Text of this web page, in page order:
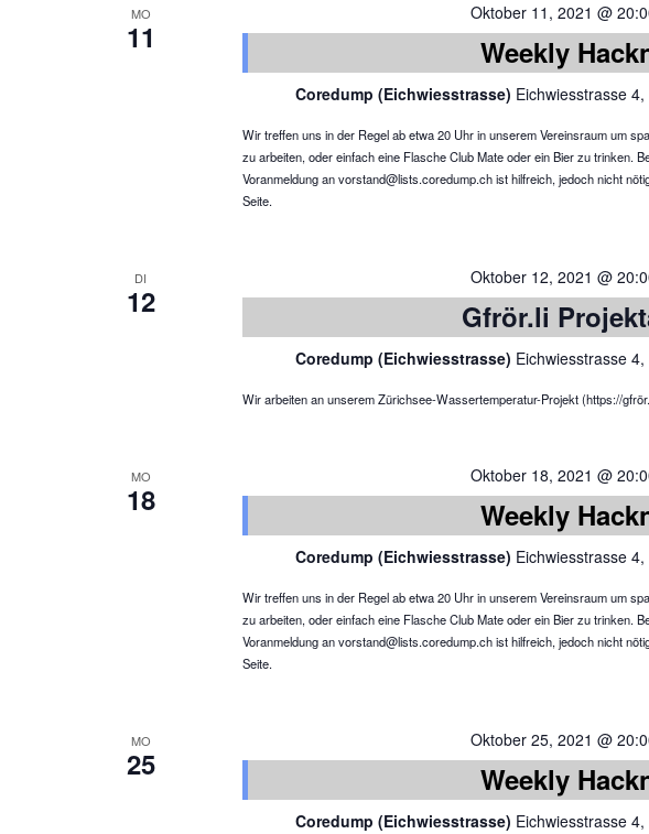
MO
11
Oktober 11, 2021 @
Weekly
Coredump (Eichwiesstrasse) Eichwiesstrasse
Wir treffen uns in der Regel ab etwa 20 Uhr in unserem Vereinsraum um
zu arbeiten, oder einfach eine Flasche Club Mate oder ein Bier zu trinken.
Voranmeldung an vorstand@lists.coredump.ch ist hilfreich, jedoch nicht
Seite.
DI
12
Oktober 12, 2021 @
Gfrör.li
Coredump (Eichwiesstrasse) Eichwiesstrasse
Wir arbeiten an unserem Zürichsee-Wassertemperatur-Projekt (https://
MO
18
Oktober 18, 2021 @
Weekly
Coredump (Eichwiesstrasse) Eichwiesstrasse
Wir treffen uns in der Regel ab etwa 20 Uhr in unserem Vereinsraum um
zu arbeiten, oder einfach eine Flasche Club Mate oder ein Bier zu trinken.
Voranmeldung an vorstand@lists.coredump.ch ist hilfreich, jedoch nicht
Seite.
MO
25
Oktober 25, 2021 @
Weekly
Coredump (Eichwiesstrasse) Eichwiesstrasse